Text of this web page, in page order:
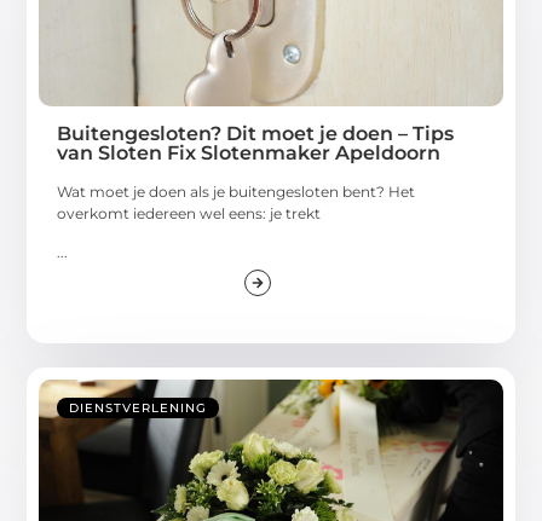
Buitengesloten? Dit moet je doen – Tips
van Sloten Fix Slotenmaker Apeldoorn
Wat moet je doen als je buitengesloten bent? Het
overkomt iedereen wel eens: je trekt
...
DIENSTVERLENING